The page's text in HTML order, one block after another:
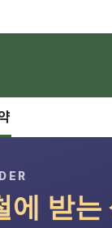
에 받는